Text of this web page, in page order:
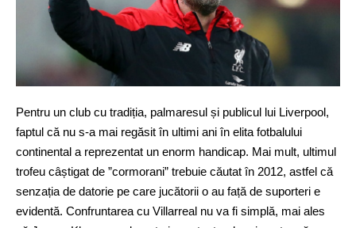
Pentru un club cu tradiția, palmaresul și publicul lui Liverpool,
faptul că nu s-a mai regăsit în ultimi ani în elita fotbalului
continental a reprezentat un enorm handicap. Mai mult, ultimul
trofeu câștigat de ”cormorani” trebuie căutat în 2012, astfel că
senzația de datorie pe care jucătorii o au față de suporteri e
evidentă. Confruntarea cu Villarreal nu va fi simplă, mai ales